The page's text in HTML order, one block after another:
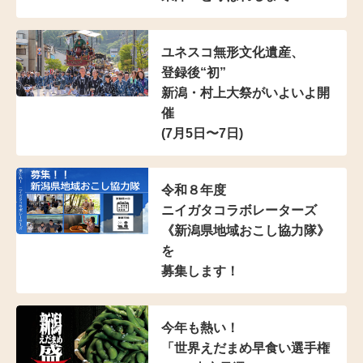
ユネスコ無形文化遺産、
登録後“初”
新潟・村上大祭がいよいよ開
催
(7月5日〜7日)
令和８年度
ニイガタコラボレーターズ
《新潟県地域おこし協力隊》
を
募集します！
今年も熱い！
「世界えだまめ早食い選手権